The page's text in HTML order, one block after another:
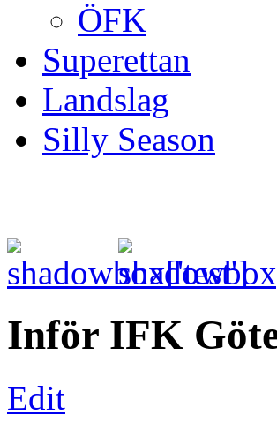
ÖFK
Superettan
Landslag
Silly Season
Inför IFK
Edit